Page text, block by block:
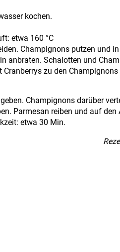
kochen.
etwa 160 °C
Champignons putzen und
anbraten. Schalotten und
zu den
Champignons darüber
Parmesan reiben und auf
etwa 30 Min.